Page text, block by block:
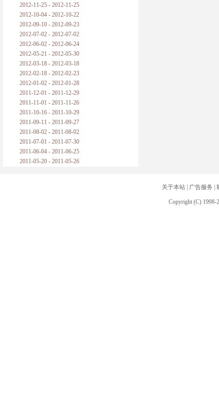
2012-11-25 - 2012-11-25
2012-10-04 - 2012-10-22
2012-09-10 - 2012-09-23
2012-07-02 - 2012-07-02
2012-06-02 - 2012-06-24
2012-05-21 - 2012-05-30
2012-03-18 - 2012-03-18
2012-02-18 - 2012-02-23
2012-01-02 - 2012-01-28
2011-12-01 - 2011-12-29
2011-11-01 - 2011-11-26
2011-10-16 - 2011-10-29
2011-09-11 - 2011-09-27
2011-08-02 - 2011-08-02
2011-07-01 - 2011-07-30
2011-06-04 - 2011-06-25
2011-05-20 - 2011-05-26
关于本站| 广告服务
Copyright (C) 1998-